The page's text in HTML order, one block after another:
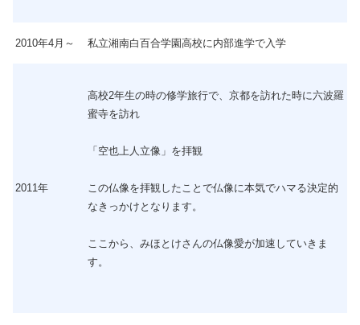
2010年4月～ 私立湘南白百合学園高校に内部進学で入学
2011年
高校2年生の時の修学旅行で、京都を訪れた時に六波羅
蜜寺を訪れ
「空也上人立像」を拝観
この仏像を拝観したことで仏像に本気でハマる決定的
なきっかけとなります。
ここから、みほとけさんの仏像愛が加速していきま
す。